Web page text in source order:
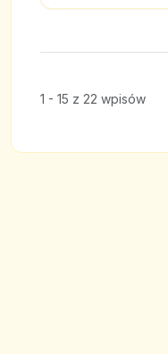
1 - 15 z 22 wpisów